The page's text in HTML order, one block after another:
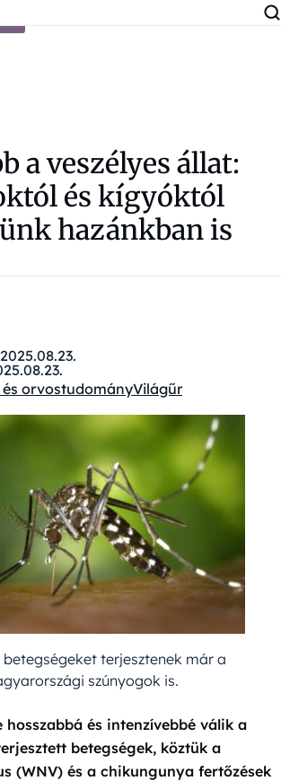
a veszélyes állat:
és kígyóktól
hazánkban is
2025.08.23.
és orvostudományVilágűr
betegségeket terjesztenek már a
szúnyogok is.
hosszabbá és intenzívebbé válik a
betegségek, köztük a
(WNV) és a chikungunya fertőzések